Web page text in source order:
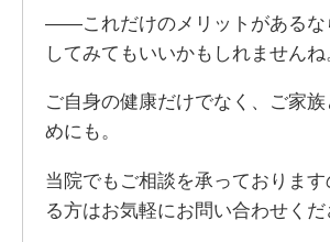
――これだけのメリットがあるな
してみてもいいかもしれませんね
ご自身の健康だけでなく、ご家
めにも。
当院でもご相談を承っておりま
る方はお気軽にお問い合わせくだ